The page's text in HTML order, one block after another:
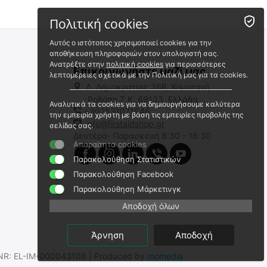
Swiss Eye Raptor
Άμεσα διαθέσιμο
Αποστολή σε 1 εως 3
εργάσιμες
(χωρίς ΦΠΑ)
Swiss Eye Gardosa Evolution
M/P
SE - 40271
Άμεσα διαθέσιμο
Αποστολή σε 1 εως 3
εργάσιμες
€59.79
€48.22(χωρίς ΦΠΑ)
Επικοινωνήστε μαζί μας
Λ. Δημοκρατίας 36Β, Κομοτηνή
Ροδόπη,Τ.Κ. 69133, Ελλάδα
+302531071946
info@firstaidshop.gr
Δευτέρα- Παρασκευή 8:30 - 16:30
EL-IM-000043108 | Produced by momedia
Πολιτική cookies
Αυτός ο ιστότοπος χρησιμοποιεί cookies για την
αποθήκευση πληροφοριών στον υπολογιστή σας.
Ανατρέξτε στην πολιτική cookies για περισσότερες
λεπτομέρειες σχετικά με την Πολιτική μας για τα cookies.
Αναλυτικά τα cookies για να δημιουργήσουμε καλύτερα
την εμπειρία χρήστη με βάση τις εμπειρίες προβολής της
σελίδας σας.
Απαραίτητα cookies
Παρακολούθηση Στατιστικών
Παρακολούθηση Facebook
Παρακολούθηση Μάρκετινγκ
Αποδοχή όλων
Άρνηση Αποδοχή